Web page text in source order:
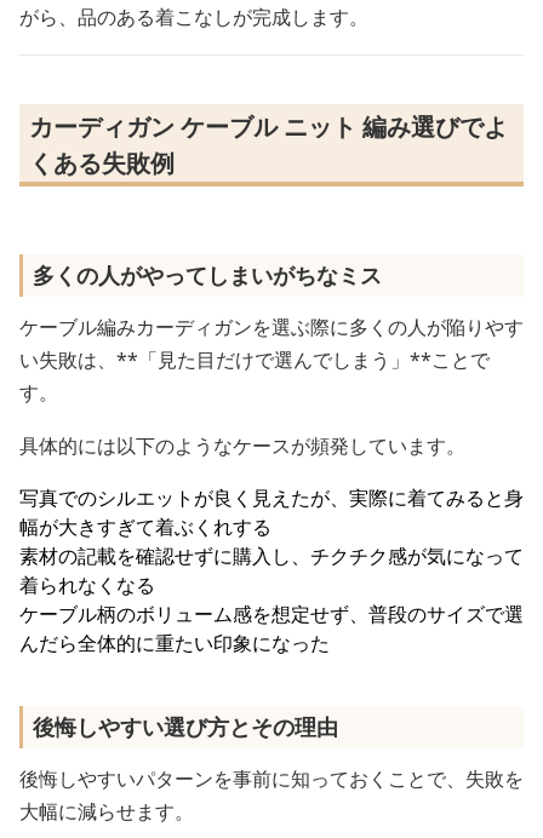
がら、品のある着こなしが完成します。
カーディガン ケーブル ニット 編み選びでよ
くある失敗例
多くの人がやってしまいがちなミス
ケーブル編みカーディガンを選ぶ際に多くの人が陥りやす
い失敗は、**「見た目だけで選んでしまう」**ことで
す。
具体的には以下のようなケースが頻発しています。
写真でのシルエットが良く見えたが、実際に着てみると身
幅が大きすぎて着ぶくれする
素材の記載を確認せずに購入し、チクチク感が気になって
着られなくなる
ケーブル柄のボリューム感を想定せず、普段のサイズで選
んだら全体的に重たい印象になった
後悔しやすい選び方とその理由
後悔しやすいパターンを事前に知っておくことで、失敗を
大幅に減らせます。